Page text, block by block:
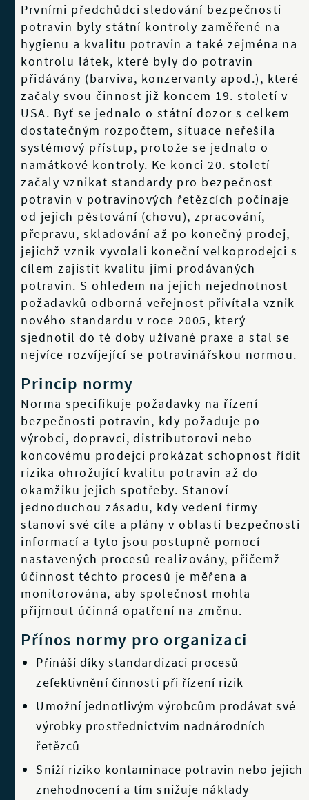
Prvními předchůdci sledování bezpečnosti
potravin byly státní kontroly zaměřené na
hygienu a kvalitu potravin a také zejména na
kontrolu látek, které byly do potravin
přidávány (barviva, konzervanty apod.), které
začaly svou činnost již koncem 19. století v
USA. Byť se jednalo o státní dozor s celkem
dostatečným rozpočtem, situace neřešila
systémový přístup, protože se jednalo o
namátkové kontroly. Ke konci 20. století
začaly vznikat standardy pro bezpečnost
potravin v potravinových řetězcích počínaje
od jejich pěstování (chovu), zpracování,
přepravu, skladování až po konečný prodej,
jejichž vznik vyvolali koneční velkoprodejci s
cílem zajistit kvalitu jimi prodávaných
potravin. S ohledem na jejich nejednotnost
požadavků odborná veřejnost přivítala vznik
nového standardu v roce 2005, který
sjednotil do té doby užívané praxe a stal se
nejvíce rozvíjející se potravinářskou normou.
Princip normy
Norma specifikuje požadavky na řízení
bezpečnosti potravin, kdy požaduje po
výrobci, dopravci, distributorovi nebo
koncovému prodejci prokázat schopnost řídit
rizika ohrožující kvalitu potravin až do
okamžiku jejich spotřeby. Stanoví
jednoduchou zásadu, kdy vedení firmy
stanoví své cíle a plány v oblasti bezpečnosti
informací a tyto jsou postupně pomocí
nastavených procesů realizovány, přičemž
účinnost těchto procesů je měřena a
monitorována, aby společnost mohla
přijmout účinná opatření na změnu.
Přínos normy pro organizaci
Přináší díky standardizaci procesů
zefektivnění činnosti při řízení rizik
Umožní jednotlivým výrobcům prodávat své
výrobky prostřednictvím nadnárodních
řetězců
Sníží riziko kontaminace potravin nebo jejich
znehodnocení a tím snižuje náklady